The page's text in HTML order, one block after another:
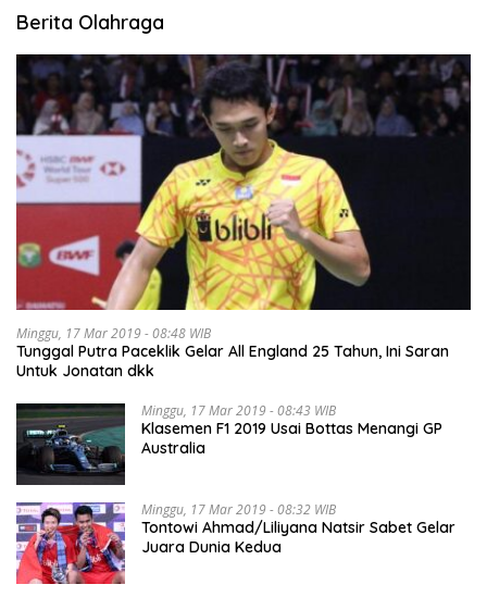
Berita Olahraga
Minggu, 17 Mar 2019 - 08:48 WIB
Tunggal Putra Paceklik Gelar All England 25 Tahun, Ini Saran
Untuk Jonatan dkk
Minggu, 17 Mar 2019 - 08:43 WIB
Klasemen F1 2019 Usai Bottas Menangi GP
Australia
Minggu, 17 Mar 2019 - 08:32 WIB
Tontowi Ahmad/Liliyana Natsir Sabet Gelar
Juara Dunia Kedua